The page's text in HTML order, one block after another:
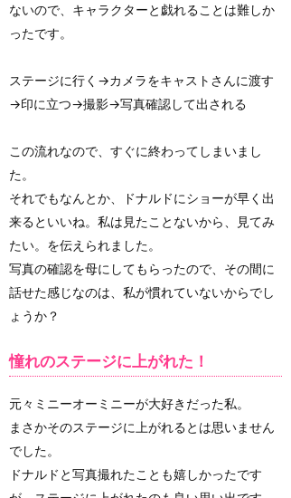
ないので、キャラクターと戯れることは難しか
ったです。
ステージに行く→カメラをキャストさんに渡す
→印に立つ→撮影→写真確認して出される
この流れなので、すぐに終わってしまいまし
た。
それでもなんとか、ドナルドにショーが早く出
来るといいね。私は見たことないから、見てみ
たい。を伝えられました。
写真の確認を母にしてもらったので、その間に
話せた感じなのは、私が慣れていないからでし
ょうか？
憧れのステージに上がれた！
元々ミニーオーミニーが大好きだった私。
まさかそのステージに上がれるとは思いません
でした。
ドナルドと写真撮れたことも嬉しかったです